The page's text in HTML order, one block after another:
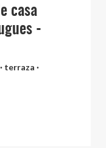
casa
-
terraza ·